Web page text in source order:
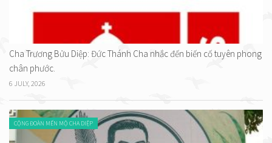
Cha Trương Bửu Diệp: Đức Thánh Cha nhắc đến biến cố tuyên phong
chân phước.
6 JULY, 2026
CỘNG ĐOÀN MẾN MỘ CHA DIỆP